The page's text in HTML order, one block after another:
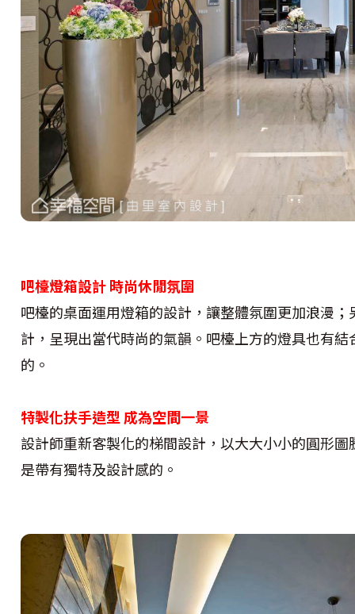
吧檯燈箱設計 時尚休閒氛圍
吧檯的桌面運用燈箱的設計，讓整體氛圍更加浪漫
計，呈現出當代時尚的氣韻。吧檯上方的燈具也有
的。
特製化扶手造型 成為空間一景
設計師重新客製化的梯間設計，以大大小小的圓形
是帶有獨特及設計感的。